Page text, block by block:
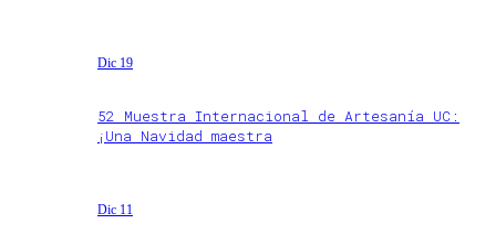
Dic 19
52 Muestra Internacional de Artesanía UC:
¡Una Navidad maestra
Dic 11